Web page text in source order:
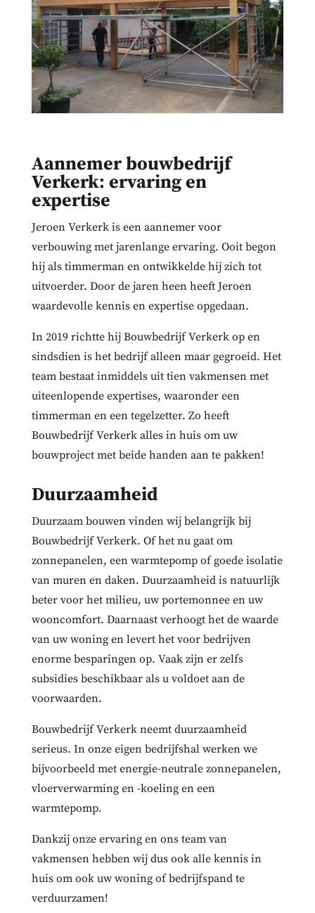
Aannemer bouwbedrijf
Verkerk: ervaring en
expertise
Jeroen Verkerk is een aannemer voor
verbouwing met jarenlange ervaring. Ooit begon
hij als timmerman en ontwikkelde hij zich tot
uitvoerder. Door de jaren heen heeft Jeroen
waardevolle kennis en expertise opgedaan.
In 2019 richtte hij Bouwbedrijf Verkerk op en
sindsdien is het bedrijf alleen maar gegroeid. Het
team bestaat inmiddels uit tien vakmensen met
uiteenlopende expertises, waaronder een
timmerman en een tegelzetter. Zo heeft
Bouwbedrijf Verkerk alles in huis om uw
bouwproject met beide handen aan te pakken!
Duurzaamheid
Duurzaam bouwen vinden wij belangrijk bij
Bouwbedrijf Verkerk. Of het nu gaat om
zonnepanelen, een warmtepomp of goede isolatie
van muren en daken. Duurzaamheid is natuurlijk
beter voor het milieu, uw portemonnee en uw
wooncomfort. Daarnaast verhoogt het de waarde
van uw woning en levert het voor bedrijven
enorme besparingen op. Vaak zijn er zelfs
subsidies beschikbaar als u voldoet aan de
voorwaarden.
Bouwbedrijf Verkerk neemt duurzaamheid
serieus. In onze eigen bedrijfshal werken we
bijvoorbeeld met energie-neutrale zonnepanelen,
vloerverwarming en -koeling en een
warmtepomp.
Dankzij onze ervaring en ons team van
vakmensen hebben wij dus ook alle kennis in
huis om ook uw woning of bedrijfspand te
verduurzamen!